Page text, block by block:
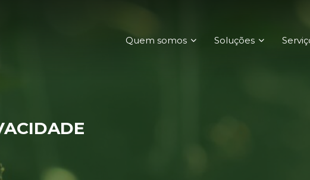
Quem somos Soluções